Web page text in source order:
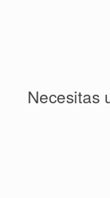
Necesitas